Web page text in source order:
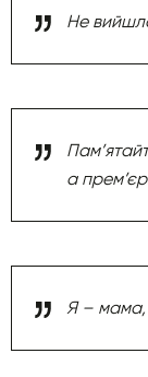
Не
а
Я – мама,